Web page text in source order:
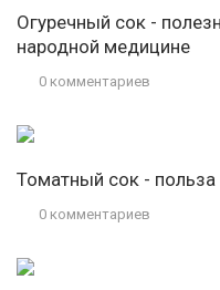
Огуречный сок -
народной медицине
0 комментариев
Томатный сок - польза
0 комментариев